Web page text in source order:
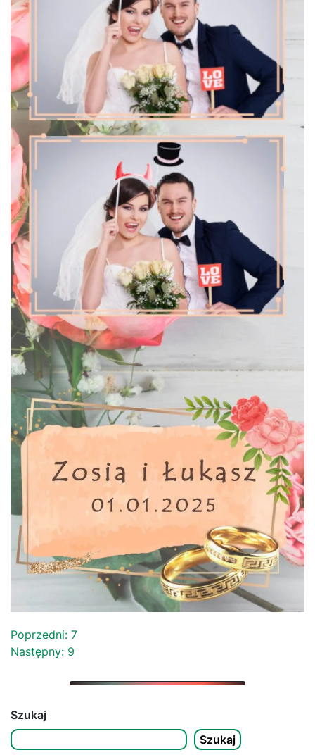
Nawigacja
wpisu
Poprzedni: 7
Następny: 9
Szukaj
Szukaj